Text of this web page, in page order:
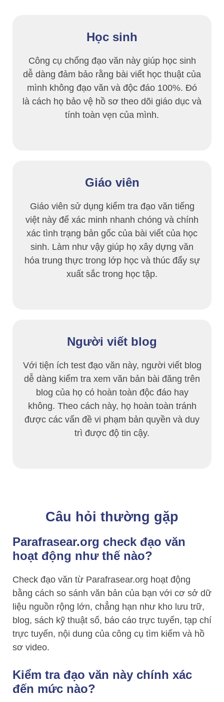
Học sinh
Công cụ chống đạo văn này giúp học sinh
dễ dàng đảm bảo rằng bài viết học thuật của
mình không đạo văn và độc đáo 100%. Đó
là cách họ bảo vệ hồ sơ theo dõi giáo dục và
tính toàn vẹn của mình.
Giáo viên
Giáo viên sử dụng kiểm tra đạo văn tiếng
việt này để xác minh nhanh chóng và chính
xác tình trạng bản gốc của bài viết của học
sinh. Làm như vậy giúp họ xây dựng văn
hóa trung thực trong lớp học và thúc đẩy sự
xuất sắc trong học tập.
Người viết blog
Với tiện ích test đạo văn này, người viết blog
dễ dàng kiểm tra xem văn bản bài đăng trên
blog của họ có hoàn toàn độc đáo hay
không. Theo cách này, họ hoàn toàn tránh
được các vấn đề vi phạm bản quyền và duy
trì được độ tin cậy.
Câu hỏi thường gặp
Parafrasear.org check đạo văn
hoạt động như thế nào?
Check đạo văn từ Parafrasear.org hoạt động
bằng cách so sánh văn bản của bạn với cơ sở dữ
liệu nguồn rộng lớn, chẳng hạn như kho lưu trữ,
blog, sách kỹ thuật số, báo cáo trực tuyến, tạp chí
trực tuyến, nội dung của công cụ tìm kiếm và hồ
sơ video.
Kiểm tra đạo văn này chính xác
đến mức nào?